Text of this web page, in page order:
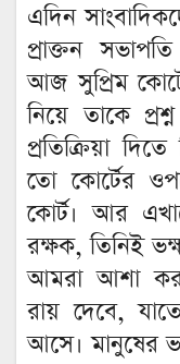
এদিন
প্রাক্তন
আজ সুপ্রিম
নিয়ে তাকে
প্রতিক্রিয়া
তো কোর্টের
কোর্ট। আর
রক্ষক, তিনিই
আমরা আশা
রায় দেবে,
আসে। মানুষের